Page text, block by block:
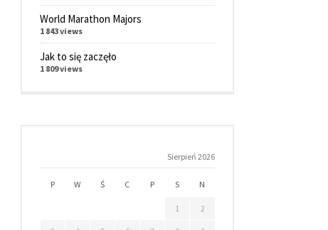
World Marathon Majors
1 843 views
Jak to się zaczęło
1 809 views
Sierpień 2026
P W Ś C P S N
1 2